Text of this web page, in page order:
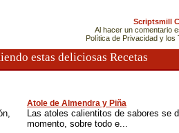
Scriptsmill
Al hacer un comentario
Política de Privacidad y los
estas deliciosas Recetas
Atole de Almendra y Piña
Las atoles calientitos de sabores se
momento, sobre todo e...